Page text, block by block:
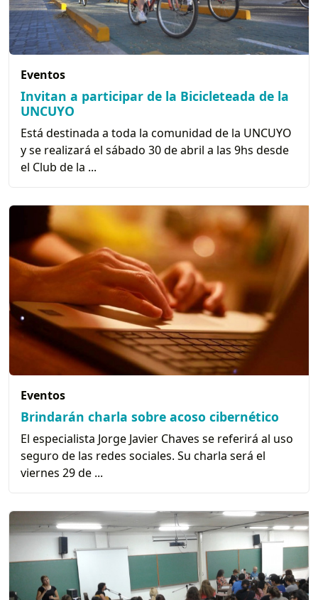
Eventos
Invitan a participar de la Bicicleteada de la
UNCUYO
Está destinada a toda la comunidad de la UNCUYO
y se realizará el sábado 30 de abril a las 9hs desde
el Club de la ...
Eventos
Brindarán charla sobre acoso cibernético
El especialista Jorge Javier Chaves se referirá al uso
seguro de las redes sociales. Su charla será el
viernes 29 de ...